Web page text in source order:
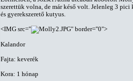
szerettük volna, de már késő volt. Jelenleg 3
és gyerekszerető kutyus.
<IMG src=" " border="0">
Kalandor
Fajta: keverék
Kora: 1 hónap